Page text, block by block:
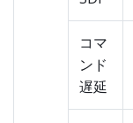
コマ
ンド
遅延